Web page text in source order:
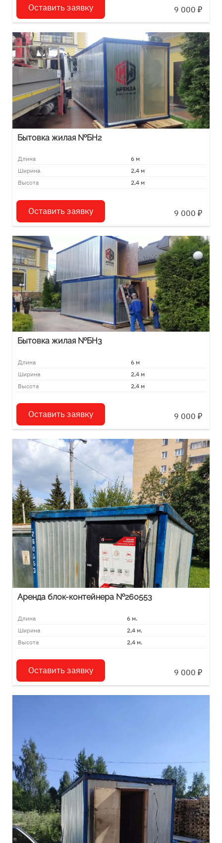
Оставить заявку 9 000 ₽
Бытовка жилая №БН2
Длина
6 м
Ширина
2,4 м
Высота
2,4 м
Оставить заявку 9 000 ₽
Бытовка жилая №БН3
Длина
6 м
Ширина
2,4 м
Высота
2,4 м
Оставить заявку 9 000 ₽
Аренда блок-контейнера №260553
Длина
6 м.
Ширина
2,4 м.
Высота
2,4 м.
Оставить заявку 9 000 ₽